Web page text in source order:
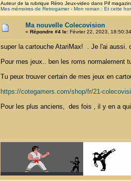
Auteur de la rubrique Rétro Jeux-video dans Pif
Mes mémoires de Retrogamer- Mon roman : Et cette
Ma nouvelle Colecovision
« Répondre #4 le:Février 22, 2023,
super la cartouche AtariMax! . Je l'ai aussi.
Pour mes jeux.. ben les roms normalement
Tu peux trouver certain de mes jeux en
https://cotegamers.com/shop/fr/21-
Pour les plus anciens, des fois , il y en a